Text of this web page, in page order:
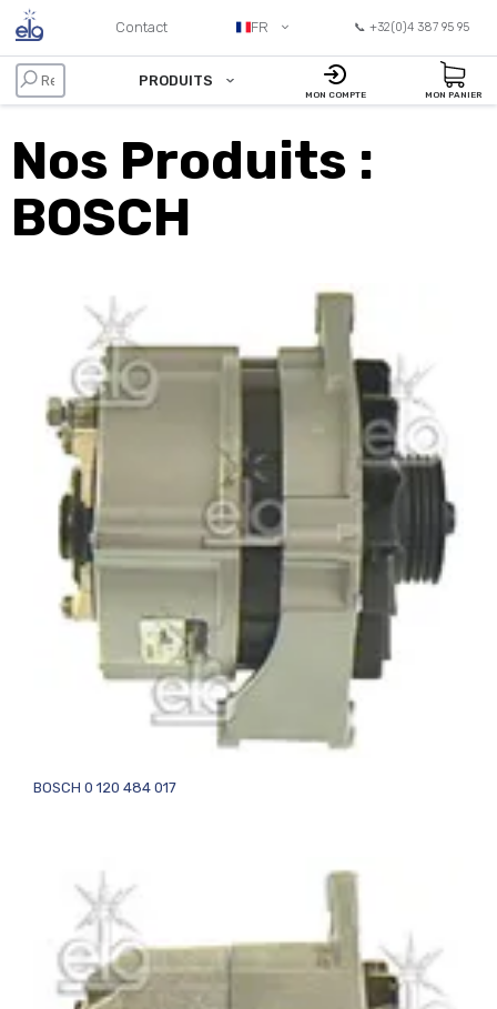
Contact FR 📞 +32(0)4 387 95 95
PRODUITS
MON COMPTE MON PANIER
Nos Produits :
BOSCH
BOSCH 0 120 484 017